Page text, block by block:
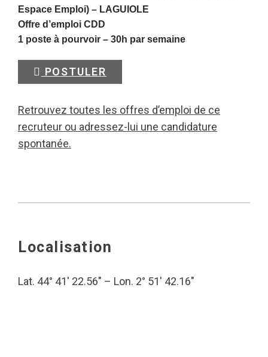
Espace Emploi) – LAGUIOLE
Offre d’emploi CDD
1 poste à pourvoir – 30h par semaine
POSTULER
Retrouvez toutes les offres d’emploi de ce
recruteur ou adressez-lui une candidature
spontanée.
Localisation
Lat. 44° 41′ 22.56″ – Lon. 2° 51′ 42.16″